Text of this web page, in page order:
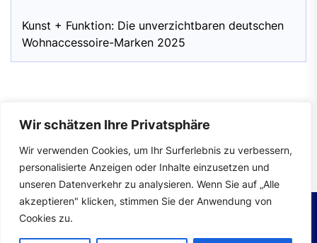
Wir schätzen Ihre Privatsphäre
Wir verwenden Cookies, um Ihr Surferlebnis zu verbessern,
personalisierte Anzeigen oder Inhalte einzusetzen und
unseren Datenverkehr zu analysieren. Wenn Sie auf „Alle
akzeptieren" klicken, stimmen Sie der Anwendung von
Cookies zu.
Kunst + Funktion: Die unverzichtbaren deutschen
Wohnaccessoire-Marken 2025
Impressum|Datenschutzerklärung